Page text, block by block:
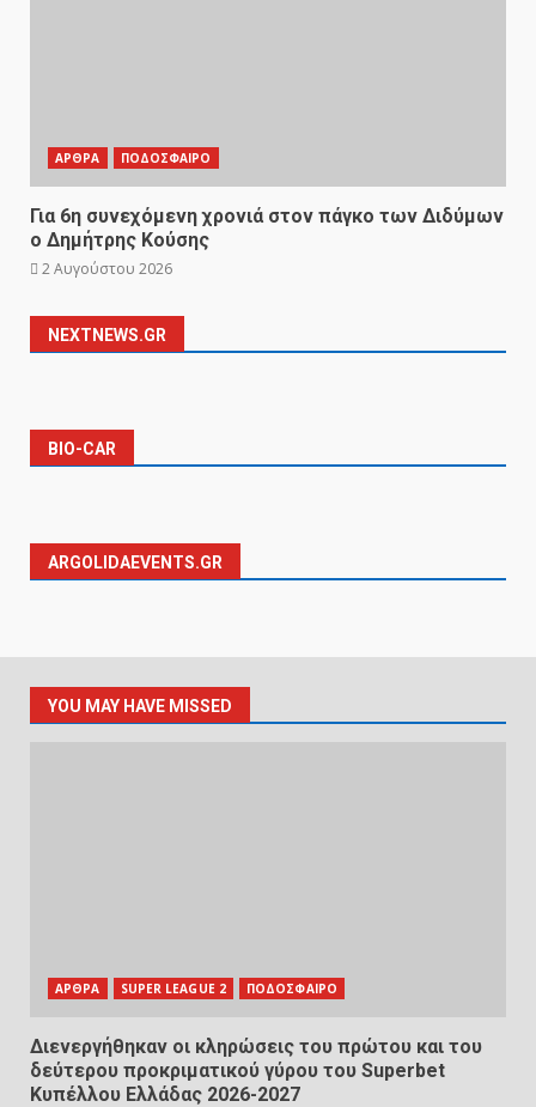
ΑΡΘΡΑ ΠΟΔΟΣΦΑΙΡΟ
Για 6η συνεχόμενη χρονιά στον πάγκο των Διδύμων
ο Δημήτρης Κούσης
2 Αυγούστου 2026
NEXTNEWS.GR
BIO-CAR
ARGOLIDAEVENTS.GR
YOU MAY HAVE MISSED
ΑΡΘΡΑ SUPER LEAGUE 2 ΠΟΔΟΣΦΑΙΡΟ
Διενεργήθηκαν οι κληρώσεις του πρώτου και του
δεύτερου προκριματικού γύρου του Superbet
Κυπέλλου Ελλάδας 2026-2027